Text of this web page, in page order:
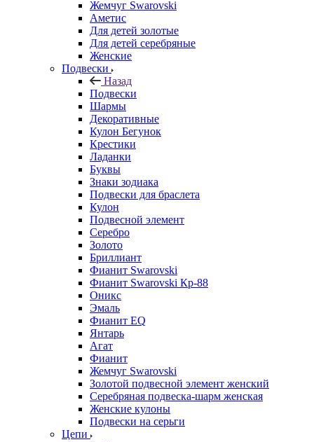
Жемчуг Swarovski
Аметис
Для детей золотые
Для детей серебряные
Женские
Подвески
Назад
Подвески
Шармы
Декоративные
Кулон Бегунок
Крестики
Ладанки
Буквы
Знаки зодиака
Подвески для браслета
Кулон
Подвесной элемент
Серебро
Золото
Бриллиант
Фианит Swarovski
Фианит Swarovski Кр-88
Оникс
Эмаль
Фианит EQ
Янтарь
Агат
Фианит
Жемчуг Swarovski
Золотой подвесной элемент женcкий
Серебряная подвеска-шарм женская
Женские кулоны
Подвески на серьги
Цепи